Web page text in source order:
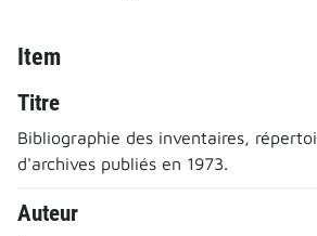
Item
Titre
Bibliographie des inventaires,
d'archives publiés en 1973.
Auteur